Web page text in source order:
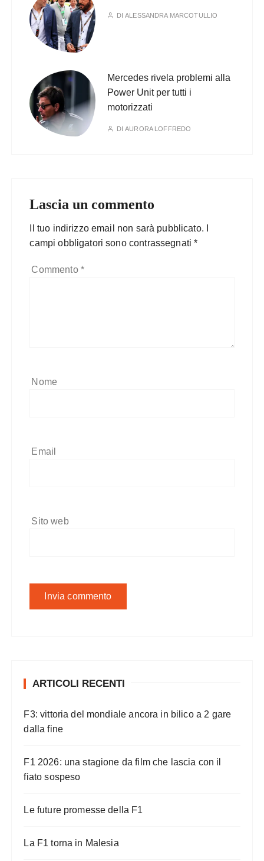
DIALESSANDRA MARCOTULLIO
Mercedes rivela problemi alla
Power Unit per tutti i
motorizzati
DIAURORA LOFFREDO
Lascia un commento
Il tuo indirizzo email non sarà pubblicato.
campi obbligatori sono contrassegnati*
Commento *
Nome
Email
Sito web
ARTICOLI RECENTI
F3: vittoria del mondiale ancora in bilico a 2 gare
dalla fine
F1 2026: una stagione da film che lascia con il
fiato sospeso
Le future promesse della F1
La F1 torna in Malesia